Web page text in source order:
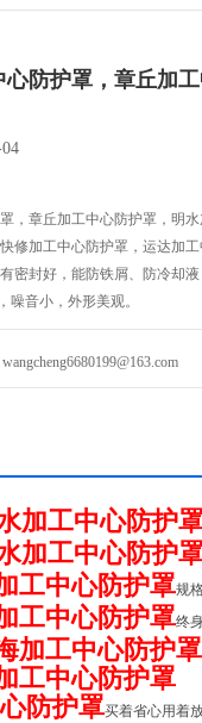
防护罩，章丘加
，章丘加工中心防护罩，明
修加工中心防护罩，运达加
密封好，能防铁屑、防冷却液
噪音小，外形美观。
动机床导轨防护既平稳又无振
加工中心防护
加工中心防护
工中心防护罩规
工中心防护罩终
加工中心防护罩
工中心防护罩
防护罩买着省心用着